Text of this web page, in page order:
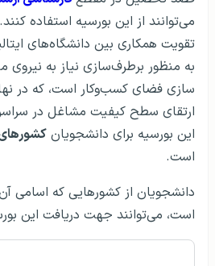
می‌توانند از این بورسیه استفاده
تقویت همکاری بین دانشگاه‌های
به منظور برطرف‌سازی نیاز به
سازی فضای کسب‌وکار است، که در
ارتقای سطح کیفیت مشاغل در
این بورسیه برای دانشجویان
است.
دانشجویان از کشورهایی که اسامی
است، می‌توانند جهت دریافت این